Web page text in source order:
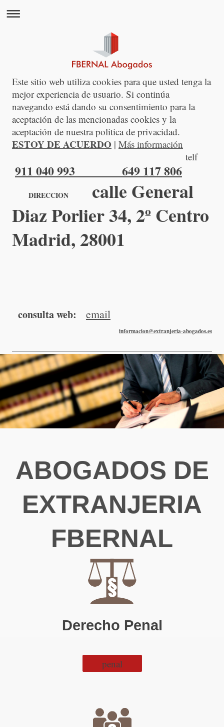
Este sitio web utiliza cookies para que usted tenga la
mejor experiencia de usuario. Si continúa
navegando está dando su consentimiento para la
aceptación de las mencionadas cookies y la
aceptación de nuestra politica de privacidad.
ESTOY DE ACUERDO | Más información
​​telf
911 040 993 649 117 806
DIRECCION
calle General
Diaz Porlier 34, 2º Centro
Madrid, 28001
consulta web: email
informacion@extranjeria-abogados.es
ABOGADOS DE
EXTRANJERIA
FBERNAL
Derecho Penal
penal